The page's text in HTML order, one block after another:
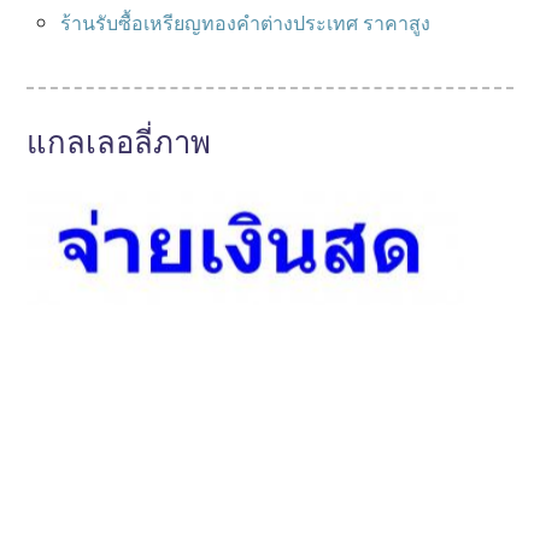
ร้านรับซื้อเหรียญทองคําต่างประเทศ ราคาสูง
แกลเลอลี่ภาพ